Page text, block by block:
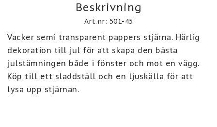
Beskrivning
Art.nr: 501-45
Vacker semi transparent pappers stjärna. Härlig
dekoration till jul för att skapa den bästa
julstämningen både i fönster och mot en vägg.
Köp till ett sladdställ och en ljuskälla för att
lysa upp stjärnan.